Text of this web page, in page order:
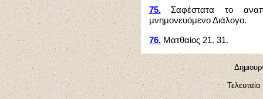
75.Σαφέστατα το
μνημονευόμενο Διάλογο.
76.Ματθαίος 21. 31.